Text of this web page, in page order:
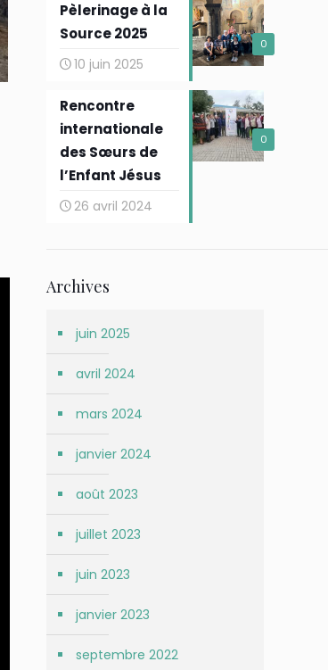
0
Pèlerinage à la
Source 2025
10 juin 2025
0
Rencontre
internationale
des Sœurs de
l’Enfant Jésus
26 avril 2024
Archives
juin 2025
avril 2024
mars 2024
janvier 2024
août 2023
juillet 2023
juin 2023
janvier 2023
septembre 2022